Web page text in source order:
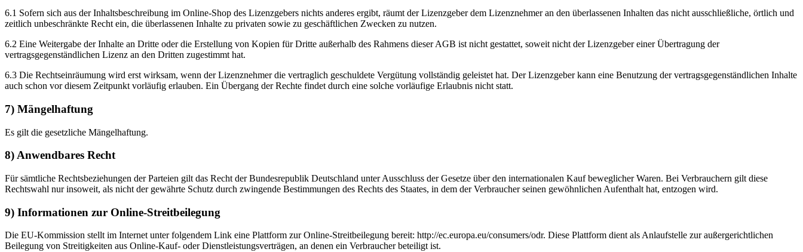
6.1 Sofern sich aus der Inhaltsbeschreibung im Online-Shop des Lizenzgebers nichts anderes ergibt, räumt der Lizenzgeber dem Lizenznehmer an den überlassenen Inhalten das nicht ausschließliche, örtlich und
zeitlich unbeschränkte Recht ein, die überlassenen Inhalte zu privaten sowie zu geschäftlichen Zwecken zu nutzen.
6.2 Eine Weitergabe der Inhalte an Dritte oder die Erstellung von Kopien für Dritte außerhalb des Rahmens dieser AGB ist nicht gestattet, soweit nicht der Lizenzgeber einer Übertragung der
vertragsgegenständlichen Lizenz an den Dritten zugestimmt hat.
6.3 Die Rechtseinräumung wird erst wirksam, wenn der Lizenznehmer die vertraglich geschuldete Vergütung vollständig geleistet hat. Der Lizenzgeber kann eine Benutzung der vertragsgegenständlichen Inhalte
auch schon vor diesem Zeitpunkt vorläufig erlauben. Ein Übergang der Rechte findet durch eine solche vorläufige Erlaubnis nicht statt.
7) Mängelhaftung
Es gilt die gesetzliche Mängelhaftung.
8) Anwendbares Recht
Für sämtliche Rechtsbeziehungen der Parteien gilt das Recht der Bundesrepublik Deutschland unter Ausschluss der Gesetze über den internationalen Kauf beweglicher Waren. Bei Verbrauchern gilt diese
Rechtswahl nur insoweit, als nicht der gewährte Schutz durch zwingende Bestimmungen des Rechts des Staates, in dem der Verbraucher seinen gewöhnlichen Aufenthalt hat, entzogen wird.
9) Informationen zur Online-Streitbeilegung
Die EU-Kommission stellt im Internet unter folgendem Link eine Plattform zur Online-Streitbeilegung bereit: http://ec.europa.eu/consumers/odr. Diese Plattform dient als Anlaufstelle zur außergerichtlichen
Beilegung von Streitigkeiten aus Online-Kauf- oder Dienstleistungsverträgen, an denen ein Verbraucher beteiligt ist.